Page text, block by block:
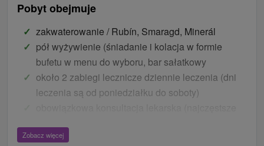
Pobyt obejmuje
zakwaterowanie / Rubín, Smaragd, Minerál
pół wyżywienie (śniadanie i kolacja w formie
bufetu w menu do wyboru, bar sałatkowy
około 2 zabiegi lecznicze dziennie leczenia (dni
leczenia są od poniedziałku do soboty)
nowotwory złośliwe w trakcie i po leczeniu z
Zobacz więcej